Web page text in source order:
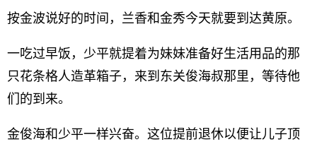
按金波说好的时间，兰香和金秀今天就要到达黄原。
一吃过早饭，少平就提着为妹妹准备好生活用品的那
只花条格人造革箱子，来到东关俊海叔那里，等待他
们的到来。
金俊海和少平一样兴奋。这位提前退休以便让儿子顶